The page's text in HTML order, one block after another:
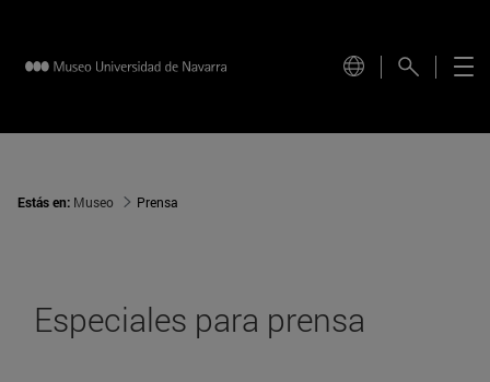
Estás en: Museo Prensa
Especiales para prensa